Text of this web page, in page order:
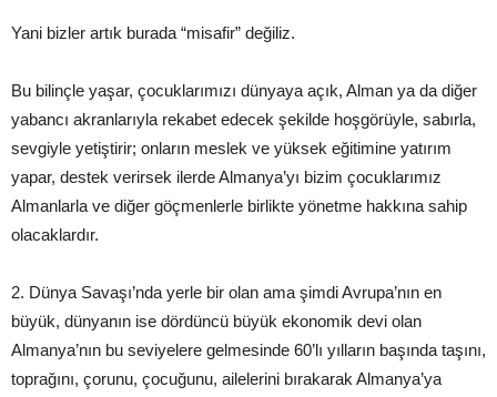
Yani bizler artık burada “misafir” değiliz.
Bu bilinçle yaşar, çocuklarımızı dünyaya açık, Alman ya da diğer
yabancı akranlarıyla rekabet edecek şekilde hoşgörüyle, sabırla,
sevgiyle yetiştirir; onların meslek ve yüksek eğitimine yatırım
yapar, destek verirsek ilerde Almanya’yı bizim çocuklarımız
Almanlarla ve diğer göçmenlerle birlikte yönetme hakkına sahip
olacaklardır.
2. Dünya Savaşı’nda yerle bir olan ama şimdi Avrupa’nın en
büyük, dünyanın ise dördüncü büyük ekonomik devi olan
Almanya’nın bu seviyelere gelmesinde 60’lı yılların başında taşını,
toprağını, çorunu, çocuğunu, ailelerini bırakarak Almanya’ya